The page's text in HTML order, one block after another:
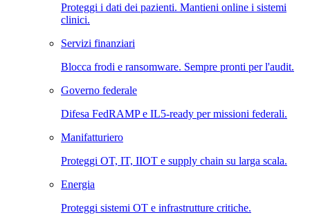
Proteggi i dati dei pazienti. Mantieni online i sistemi
clinici.
Servizi finanziari
Blocca frodi e ransomware. Sempre pronti per l'audit.
Governo federale
Difesa FedRAMP e IL5-ready per missioni federali.
Manifatturiero
Proteggi OT, IT, IIOT e supply chain su larga scala.
Energia
Proteggi sistemi OT e infrastrutture critiche.